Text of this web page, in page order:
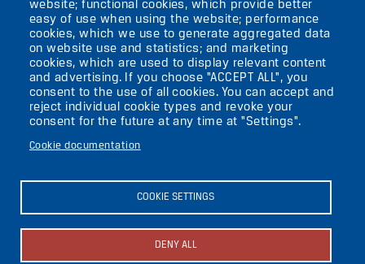
website; functional cookies, which provide better
easy of use when using the website; performance
cookies, which we use to generate aggregated data
on website use and statistics; and marketing
cookies, which are used to display relevant content
and advertising. If you choose "ACCEPT ALL", you
consent to the use of all cookies. You can accept and
reject individual cookie types and revoke your
consent for the future at any time at "Settings".
Cookie documentation
COOKIE SETTINGS
DENY ALL
12105 BERLIN
TEMPELHOF
AKTUELLES
DIE UFAFABRIK
Search